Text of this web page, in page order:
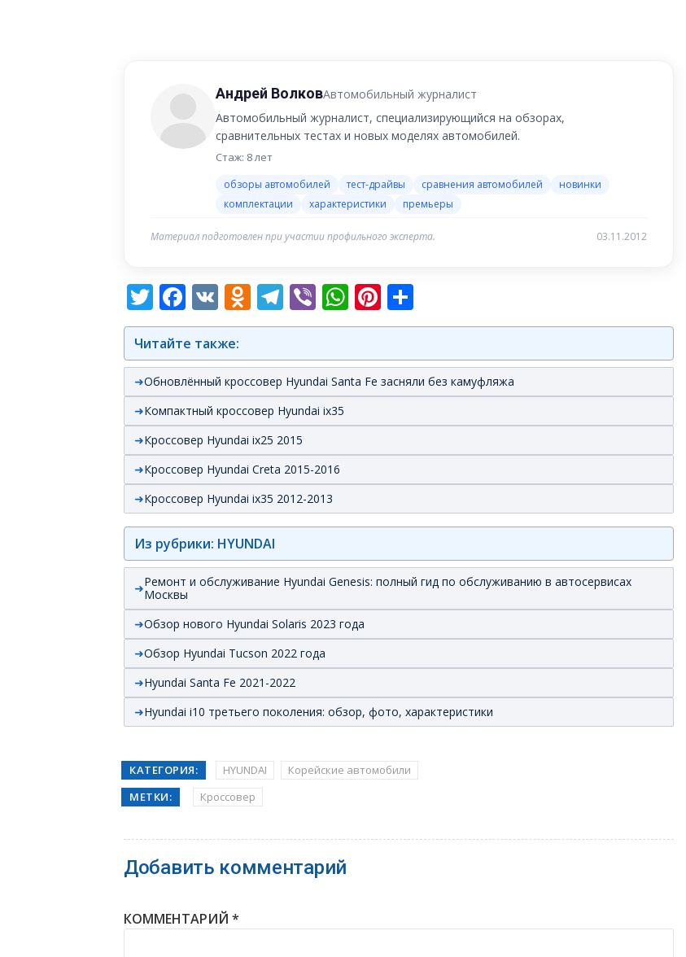
Андрей ВолковАвтомобильный журналист
Автомобильный журналист, специализирующийся на обзорах,
сравнительных тестах и новых моделях автомобилей.
Стаж: 8 лет
обзоры автомобилей тест-драйвы сравнения автомобилей
новинки
комплектации
характеристики премьеры
Материал подготовлен при участии профильного эксперта. 03.11.2012
Twitter
Facebook
VK Odnoklassniki
Telegram
ViberWhatsApp
Pinterest
Читайте также:
Обновлённый кроссовер Hyundai Santa Fe засняли без камуфляжа
Компактный кроссовер Hyundai ix35
Кроссовер Hyundai ix25 2015
Кроссовер Hyundai Creta 2015-2016
Кроссовер Hyundai ix35 2012-2013
Из рубрики: HYUNDAI
Ремонт и обслуживание Hyundai Genesis: полный гид по обслуживанию в автосервисах
Москвы
Обзор нового Hyundai Solaris 2023 года
Обзор Hyundai Tucson 2022 года
Hyundai Santa Fe 2021-2022
Hyundai i10 третьего поколения: обзор, фото, характеристики
КАТЕГОРИЯ: HYUNDAI
Корейские автомобили
МЕТКИ:
Кроссовер
Добавить комментарий
КОММЕНТАРИЙ *